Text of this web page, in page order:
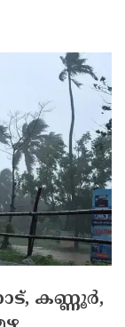
കണ്ണൂര്‍,